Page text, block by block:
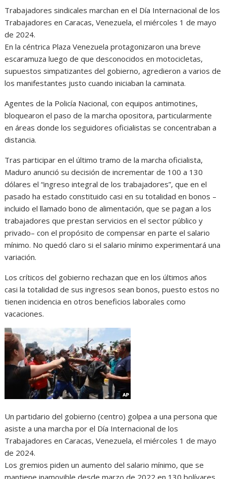
Trabajadores sindicales marchan en el Día Internacional de los
Trabajadores en Caracas, Venezuela, el miércoles 1 de mayo
de 2024.
En la céntrica Plaza Venezuela protagonizaron una breve
escaramuza luego de que desconocidos en motocicletas,
supuestos simpatizantes del gobierno, agredieron a varios de
los manifestantes justo cuando iniciaban la caminata.
Agentes de la Policía Nacional, con equipos antimotines,
bloquearon el paso de la marcha opositora, particularmente
en áreas donde los seguidores oficialistas se concentraban a
distancia.
Tras participar en el último tramo de la marcha oficialista,
Maduro anunció su decisión de incrementar de 100 a 130
dólares el “ingreso integral de los trabajadores”, que en el
pasado ha estado constituido casi en su totalidad en bonos –
incluido el llamado bono de alimentación, que se pagan a los
trabajadores que prestan servicios en el sector público y
privado– con el propósito de compensar en parte el salario
mínimo. No quedó claro si el salario mínimo experimentará una
variación.
Los críticos del gobierno rechazan que en los últimos años
casi la totalidad de sus ingresos sean bonos, puesto estos no
tienen incidencia en otros beneficios laborales como
vacaciones.
Un partidario del gobierno (centro) golpea a una persona que
asiste a una marcha por el Día Internacional de los
Trabajadores en Caracas, Venezuela, el miércoles 1 de mayo
de 2024.
Los gremios piden un aumento del salario mínimo, que se
mantiene inamovible desde marzo de 2022 en 130 bolívares